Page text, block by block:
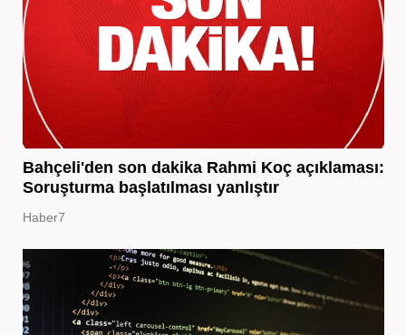
Bahçeli'den son dakika Rahmi Koç açıklaması:
Soruşturma başlatılması yanlıştır
Haber7